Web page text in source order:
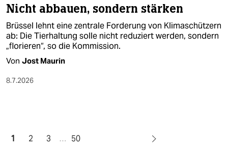
Nicht abbauen, sondern stärken
Brüssel lehnt eine zentrale Forderung von Klimaschützern
ab: Die Tierhaltung solle nicht reduziert werden, sondern
„florieren“, so die Kommission.
Von Jost Maurin
8.7.2026
1 2 3 … 50